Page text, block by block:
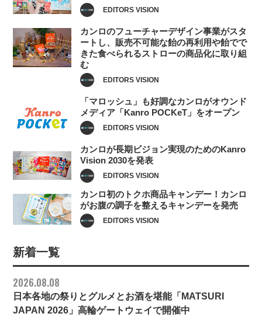
EDITORS VISION
カンロのフューチャーデザイン事業がスタ
ートし、販売不可能な飴の再利用や飴でで
きた食べられるストローの商品化に取り組
む
EDITORS VISION
「マロッシュ」も好調なカンロがオウンド
メディア「Kanro POCKeT」をオープン
EDITORS VISION
カンロが長期ビジョン実現のためのKanro
Vision 2030を発表
EDITORS VISION
カンロ初のトクホ商品キャンデー！カンロ
がお腹の調子を整えるキャンデーを発売
EDITORS VISION
新着一覧
2026.08.08
日本各地の祭りとグルメとお酒を堪能「MATSURI
JAPAN 2026」高輪ゲートウェイで開催中